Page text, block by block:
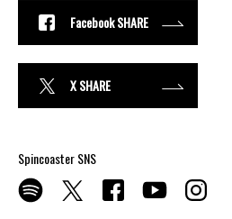
Facebook SHARE
X SHARE
Spincoaster SNS